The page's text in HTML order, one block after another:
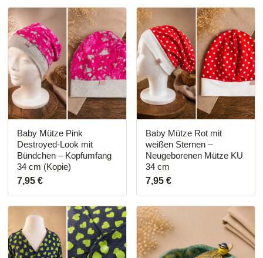
Baby Mütze Pink
Destroyed-Look mit
Bündchen – Kopfumfang
34 cm (Kopie)
7,95 €
Baby Mütze Rot mit
weißen Sternen –
Neugeborenen Mütze KU
34 cm
7,95€